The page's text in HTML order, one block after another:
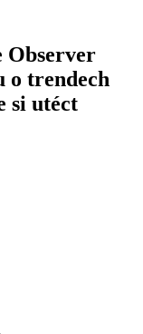
Observer
o trendech
si utéct